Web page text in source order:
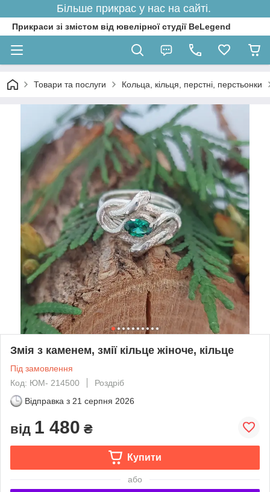
Більше прикрас у нас на сайті.
Прикраси зі змістом від ювелірної студії BeLegend
Товари та послуги Кольца, кільця, перстні, перстьонки
Змія з каменем, змії кільце жіноче, кільце
Під замовлення
Код: ЮМ- 214500
Роздріб
Відправка з 21 серпня 2026
від 1 480 ₴
Купити
або